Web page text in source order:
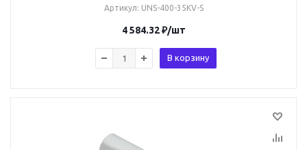
Артикул: UNS-400-35KV-S
4 584.32₽/шт
В корзину